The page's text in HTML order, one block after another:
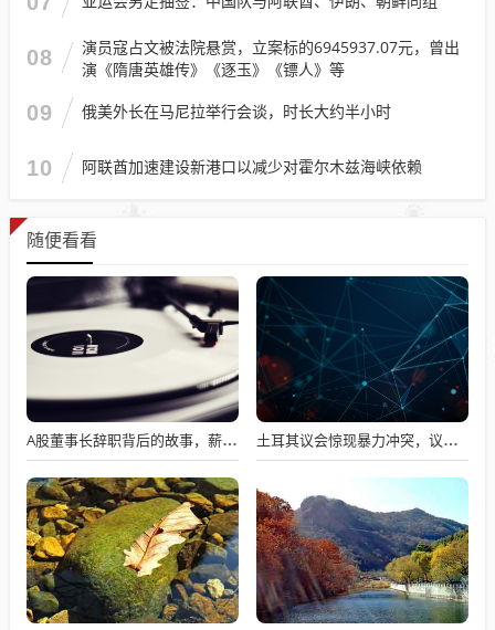
08
演员寇占文被法院悬赏，立案标的6945937.07元，曾出
演《隋唐英雄传》《逐玉》《镖人》等
09 俄美外长在马尼拉举行会谈，时长大约半小时
10 阿联酋加速建设新港口以减少对霍尔木兹海峡依赖
随便看看
A股董事长辞职背后的故事，薪资不满意引发争议 土耳其议会惊现暴力冲突，议员互撕引发全球瞩目